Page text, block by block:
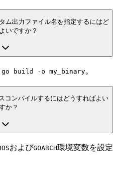
ム出力ファイル名を指定するにはど
いですか？
go build -o my_binary。
コンパイルするにはどうすればよい
か？
およびGOARCH環境変数を設定